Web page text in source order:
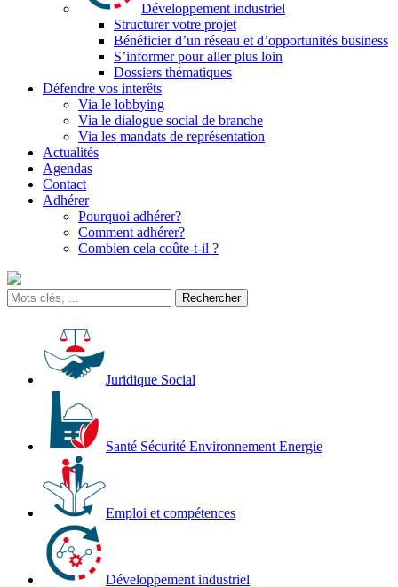
Développement industriel
Structurer votre projet
Bénéficier d’un réseau et d’opportunités business
S’informer pour aller plus loin
Dossiers thématiques
Défendre vos interêts
Via le lobbying
Via le dialogue social de branche
Via les mandats de représentation
Actualités
Agendas
Contact
Adhérer
Pourquoi adhérer?
Comment adhérer?
Combien cela coûte-t-il ?
Juridique Social
Santé Sécurité Environnement Energie
Emploi et compétences
Développement industriel